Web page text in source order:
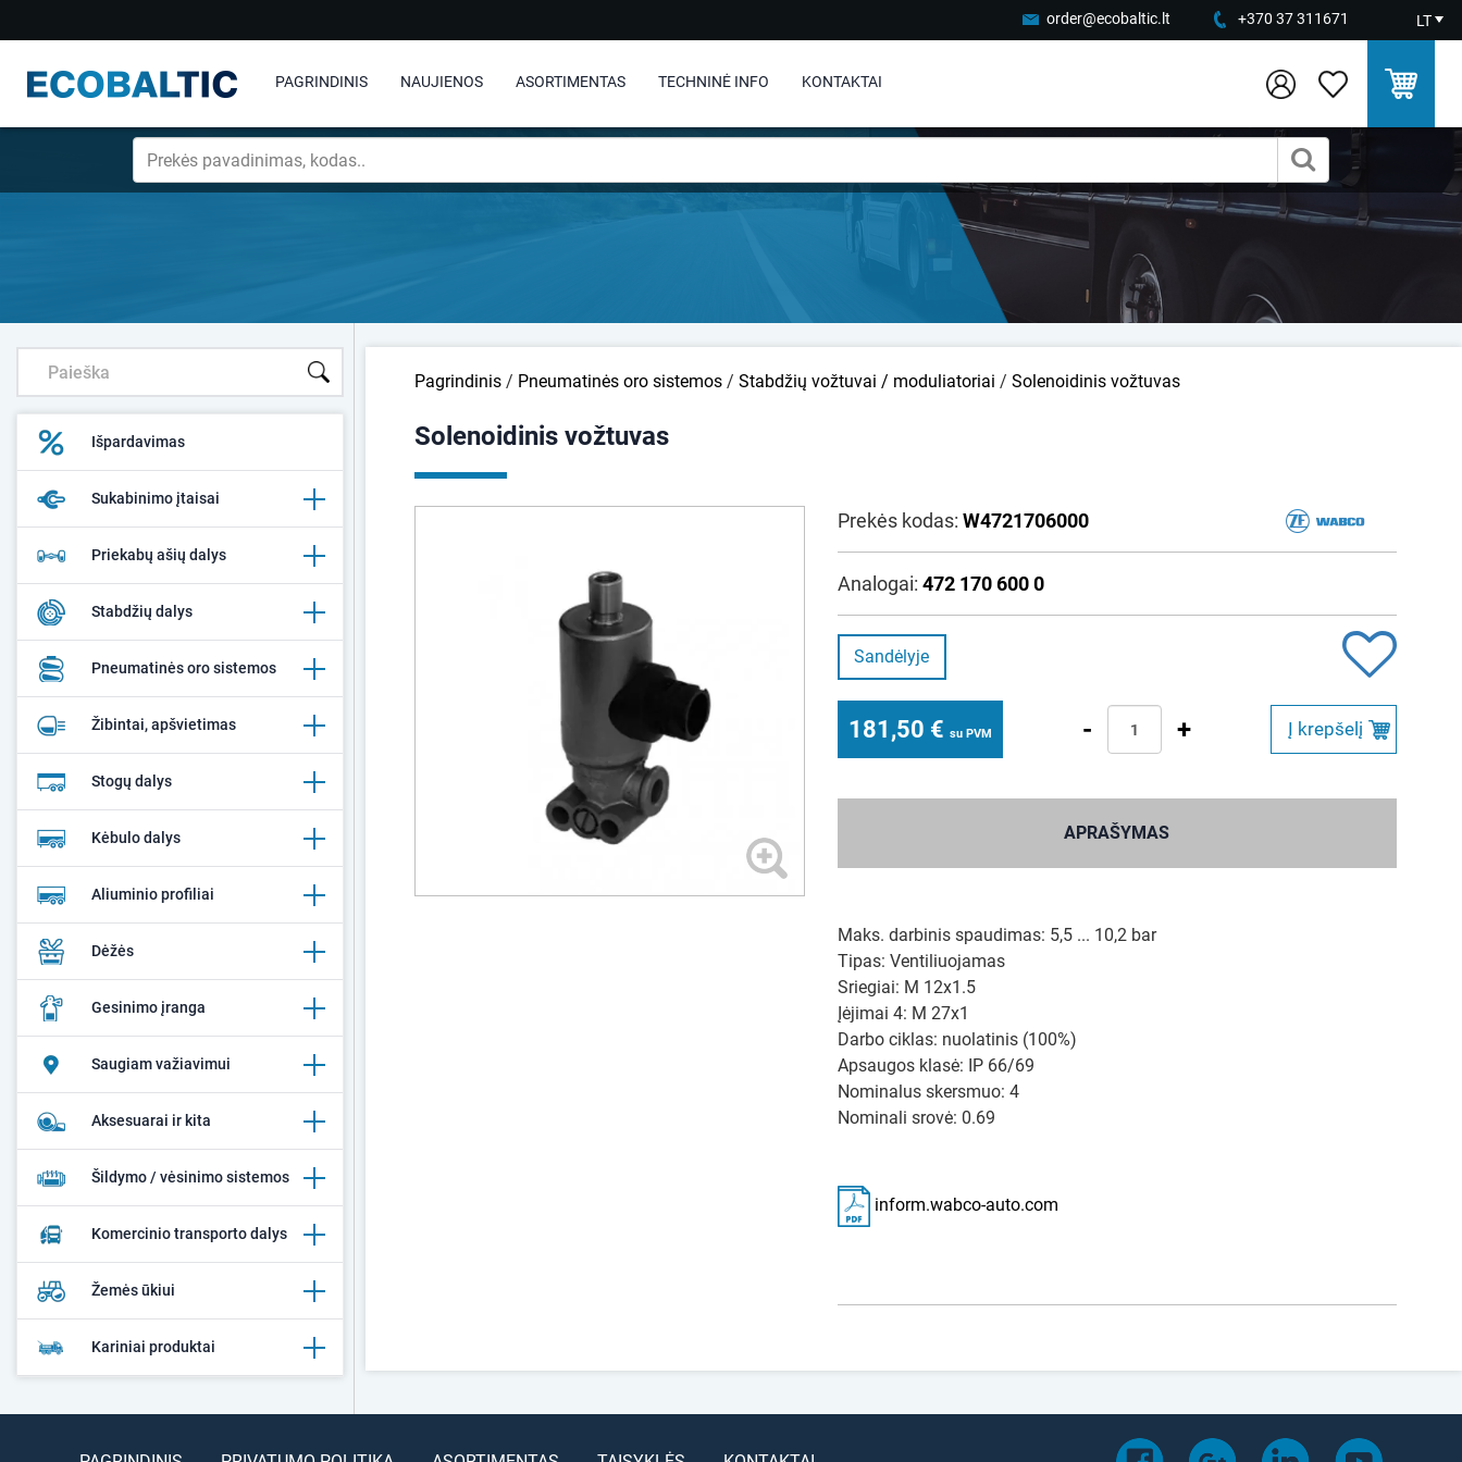
order@ecobaltic.lt +370 37 311671 LT
PAGRINDINIS NAUJIENOS ASORTIMENTAS TECHNINĖ INFO KONTAKTAI
Išpardavimas
Sukabinimo įtaisai
Priekabų ašių dalys
Stabdžių dalys
Pneumatinės oro sistemos
Žibintai, apšvietimas
Stogų dalys
Kėbulo dalys
Aliuminio profiliai
Dėžės
Gesinimo įranga
Saugiam važiavimui
Aksesuarai ir kita
Šildymo / vėsinimo sistemos
Komercinio transporto dalys
Žemės ūkiui
Kariniai produktai
Pagrindinis / Pneumatinės oro sistemos / Stabdžių vožtuvai / moduliatoriai / Solenoidinis vožtuvas
Solenoidinis vožtuvas
Prekės kodas: W4721706000
Analogai: 472 170 600 0
Sandėlyje
181,50 € su PVM - + Į krepšelį
APRAŠYMAS
Maks. darbinis spaudimas: 5,5 ... 10,2 bar
Tipas: Ventiliuojamas
Sriegiai: M 12x1.5
Įėjimai 4: M 27x1
Darbo ciklas: nuolatinis (100%)
Apsaugos klasė: IP 66/69
Nominalus skersmuo: 4
Nominali srovė: 0.69
inform.wabco-auto.com